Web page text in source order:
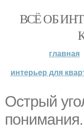
ВСЁ ОБ
главная
интерьер для
Острый
понимания.